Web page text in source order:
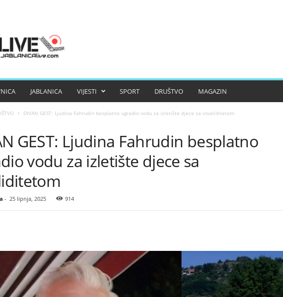
JABLANICA VIJESTI SPORT DRUŠTVO MAGAZIN
DIVAN GEST: Ljudina Fahrudin besplatno ugradio vodu za izletište djece sa invaliditetom
GEST: Ljudina Fahrudin besplatno
vodu za izletište djece sa
- 25 lipnja, 2025 914